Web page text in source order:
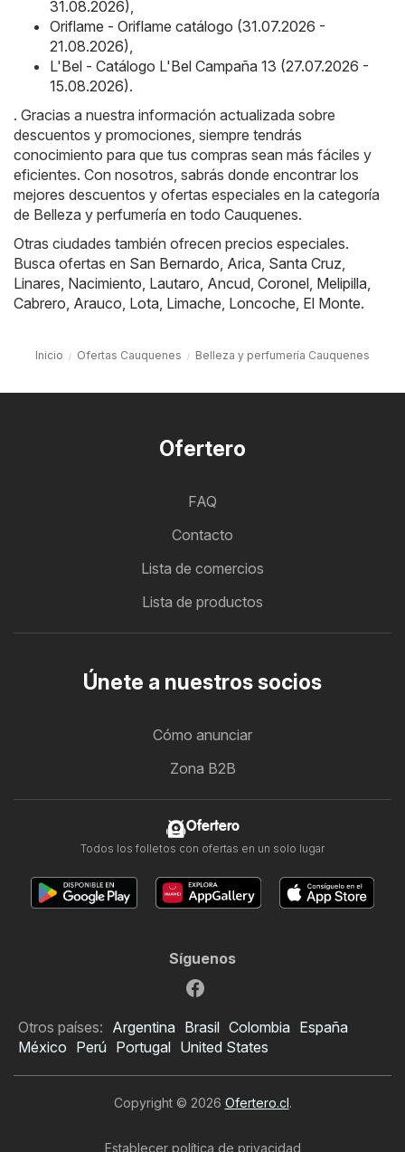
31.08.2026),
Oriflame - Oriflame catálogo (31.07.2026 -
21.08.2026),
L'Bel - Catálogo L'Bel Campaña 13 (27.07.2026 -
15.08.2026).
. Gracias a nuestra información actualizada sobre
descuentos y promociones, siempre tendrás
conocimiento para que tus compras sean más fáciles y
eficientes. Con nosotros, sabrás donde encontrar los
mejores descuentos y ofertas especiales en la categoría
de Belleza y perfumería en todo Cauquenes.
Otras ciudades también ofrecen precios especiales.
Busca ofertas en San Bernardo, Arica, Santa Cruz,
Linares, Nacimiento, Lautaro, Ancud, Coronel, Melipilla,
Cabrero, Arauco, Lota, Limache, Loncoche, El Monte.
Inicio Ofertas Cauquenes Belleza y perfumería Cauquenes
Ofertero
FAQ
Contacto
Lista de comercios
Lista de productos
Únete a nuestros socios
Cómo anunciar
Zona B2B
Ofertero
Todos los folletos con ofertas en un solo lugar
Síguenos
Otros países: Argentina Brasil Colombia España
México Perú Portugal United States
Copyright © 2026 Ofertero.cl.
Establecer política de privacidad